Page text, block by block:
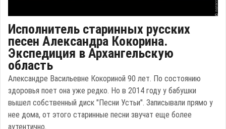
Исполнитель старинных русских
песен Александра Кокорина.
Экспедиция в Архангельскую
область
Александре Васильевне Кокориной 90 лет. По состоянию
здоровья поет она уже редко. Но в 2014 году у бабушки
вышел собственный диск "Песни Устьи". Записывали прямо у
нее дома, от этого старинные песни звучат еще более
аутентично.